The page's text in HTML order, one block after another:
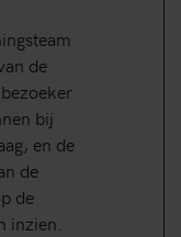
de
bij
en de
de
de
inzien.